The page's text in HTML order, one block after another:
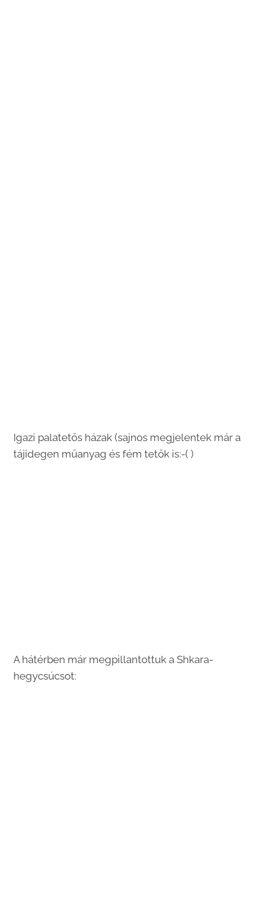
Igazi palatetős házak (sajnos megjelentek már a
tájidegen műanyag és fém tetők is:-( )
A hátérben már megpillantottuk a Shkara-
hegycsúcsot: